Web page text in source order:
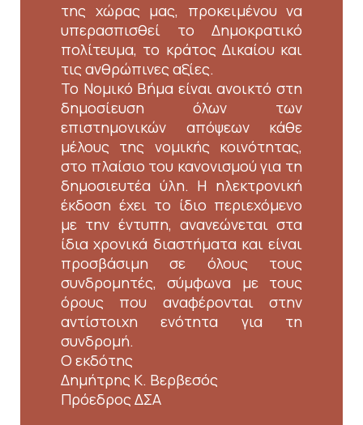
της χώρας μας, προκειμένου να
υπερασπισθεί το Δημοκρατικό
πολίτευμα, το κράτος Δικαίου και
τις ανθρώπινες αξίες.
Το Νομικό Βήμα είναι ανοικτό στη
δημοσίευση όλων των
επιστημονικών απόψεων κάθε
μέλους της νομικής κοινότητας,
στο πλαίσιο του κανονισμού για τη
δημοσιευτέα ύλη. Η ηλεκτρονική
έκδοση έχει το ίδιο περιεχόμενο
με την έντυπη, ανανεώνεται στα
ίδια χρονικά διαστήματα και είναι
προσβάσιμη σε όλους τους
συνδρομητές, σύμφωνα με τους
όρους που αναφέρονται στην
αντίστοιχη ενότητα για τη
συνδρομή.
Ο εκδότης
Δημήτρης Κ. Βερβεσός
Πρόεδρος ΔΣΑ